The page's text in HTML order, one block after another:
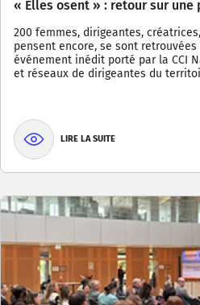
« Elles osent » : retour sur
200 femmes, dirigeantes,
pensent encore, se sont
événement inédit porté par la CCI
et réseaux de dirigeantes du
LIRE LA SUITE